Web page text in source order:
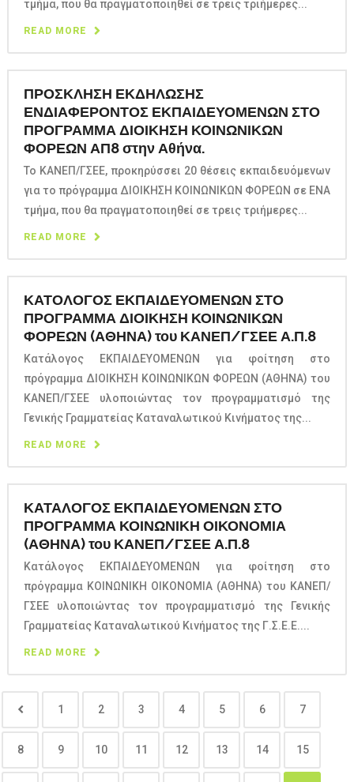
τμήμα, που θα πραγματοποιηθεί σε τρεις τριήμερες...
READ MORE
ΠΡΟΣΚΛΗΣΗ ΕΚΔΗΛΩΣΗΣ
ΕΝΔΙΑΦΕΡΟΝΤΟΣ ΕΚΠΑΙΔΕΥΟΜΕΝΩΝ ΣΤΟ
ΠΡΟΓΡΑΜΜΑ ΔΙΟΙΚΗΣΗ ΚΟΙΝΩΝΙΚΩΝ
ΦΟΡΕΩΝ ΑΠ8 στην Αθήνα.
Το ΚΑΝΕΠ/ΓΣΕΕ, προκηρύσσει 20 θέσεις εκπαιδευόμενων
για το πρόγραμμα ΔΙΟΙΚΗΣΗ ΚΟΙΝΩΝΙΚΩΝ ΦΟΡΕΩΝ σε ΕΝΑ
τμήμα, που θα πραγματοποιηθεί σε τρεις τριήμερες...
READ MORE
ΚΑΤΟΛΟΓΟΣ ΕΚΠΑΙΔΕΥΟΜΕΝΩΝ ΣΤΟ
ΠΡΟΓΡΑΜΜΑ ΔΙΟΙΚΗΣΗ ΚΟΙΝΩΝΙΚΩΝ
ΦΟΡΕΩΝ (ΑΘΗΝΑ) του ΚΑΝΕΠ/ΓΣΕΕ Α.Π.8
Κατάλογος ΕΚΠΑΙΔΕΥΟΜΕΝΩΝ για φοίτηση στο
πρόγραμμα ΔΙΟΙΚΗΣΗ ΚΟΙΝΩΝΙΚΩΝ ΦΟΡΕΩΝ (ΑΘΗΝΑ) του
ΚΑΝΕΠ/ΓΣΕΕ υλοποιώντας τον προγραμματισμό της
Γενικής Γραμματείας Καταναλωτικού Κινήματος της...
READ MORE
ΚΑΤΑΛΟΓΟΣ ΕΚΠΑΙΔΕΥΟΜΕΝΩΝ ΣΤΟ
ΠΡΟΓΡΑΜΜΑ ΚΟΙΝΩΝΙΚΗ ΟΙΚΟΝΟΜΙΑ
(ΑΘΗΝΑ) του ΚΑΝΕΠ/ΓΣΕΕ Α.Π.8
Κατάλογος ΕΚΠΑΙΔΕΥΟΜΕΝΩΝ για φοίτηση στο
πρόγραμμα ΚΟΙΝΩΝΙΚΗ ΟΙΚΟΝΟΜΙΑ (ΑΘΗΝΑ) του ΚΑΝΕΠ/
ΓΣΕΕ υλοποιώντας τον προγραμματισμό της Γενικής
Γραμματείας Καταναλωτικού Κινήματος της Γ.Σ.Ε.Ε....
READ MORE
1 2 3 4 5 6 7
8 9 10 11 12 13 14 15